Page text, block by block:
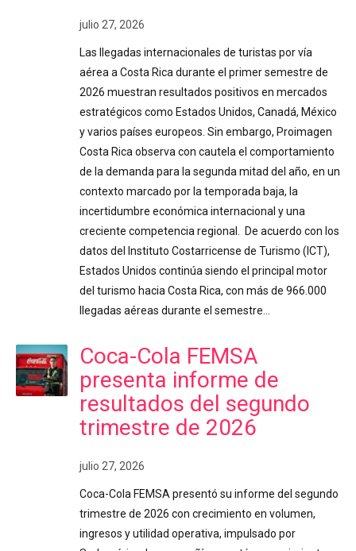
julio 27, 2026
Las llegadas internacionales de turistas por vía
aérea a Costa Rica durante el primer semestre de
2026 muestran resultados positivos en mercados
estratégicos como Estados Unidos, Canadá, México
y varios países europeos. Sin embargo, Proimagen
Costa Rica observa con cautela el comportamiento
de la demanda para la segunda mitad del año, en un
contexto marcado por la temporada baja, la
incertidumbre económica internacional y una
creciente competencia regional. De acuerdo con los
datos del Instituto Costarricense de Turismo (ICT),
Estados Unidos continúa siendo el principal motor
del turismo hacia Costa Rica, con más de 966.000
llegadas aéreas durante el semestre…
Coca-Cola FEMSA
presenta informe de
resultados del segundo
trimestre de 2026
julio 27, 2026
Coca-Cola FEMSA presentó su informe del segundo
trimestre de 2026 con crecimiento en volumen,
ingresos y utilidad operativa, impulsado por